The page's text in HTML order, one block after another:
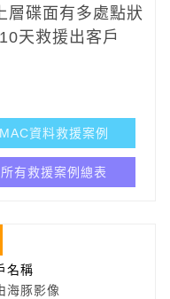
層碟面有多處點狀
天救援出客戶
MAC資料救援案例
所有救援案例總表
名稱
海豚影像